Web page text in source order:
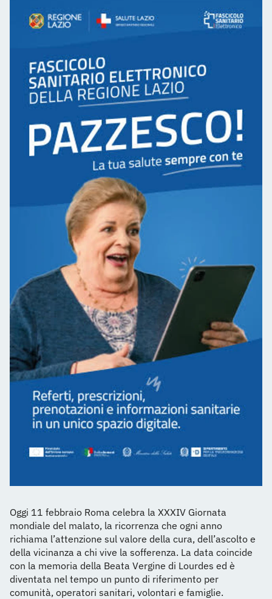
Oggi 11 febbraio Roma celebra la XXXIV Giornata
mondiale del malato, la ricorrenza che ogni anno
richiama l’attenzione sul valore della cura, dell’ascolto e
della vicinanza a chi vive la sofferenza. La data coincide
con la memoria della Beata Vergine di Lourdes ed è
diventata nel tempo un punto di riferimento per
comunità, operatori sanitari, volontari e famiglie.